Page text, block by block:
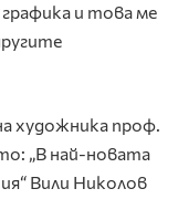
и това ме
художника проф.
„В най-новата
Вили Николов